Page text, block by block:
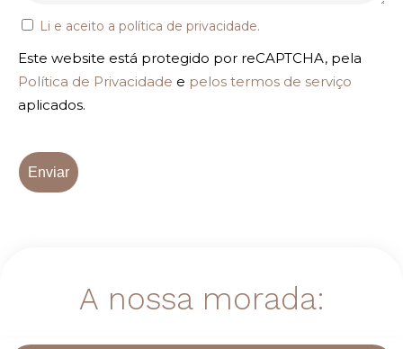
Li e aceito a política de privacidade.
Este website está protegido por reCAPTCHA, pela
Política de Privacidade e pelos termos de serviço
aplicados.
Enviar
A nossa morada: